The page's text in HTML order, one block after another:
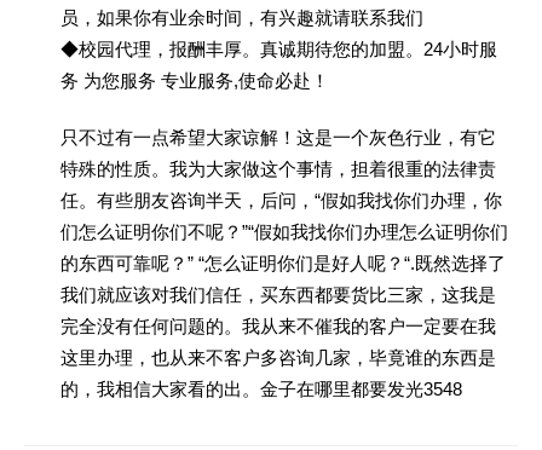
员，如果你有业余时间，有兴趣就请联系我们
◆校园代理，报酬丰厚。真诚期待您的加盟。24小时服
务 为您服务 专业服务,使命必赴！
只不过有一点希望大家谅解！这是一个灰色行业，有它
特殊的性质。我为大家做这个事情，担着很重的法律责
任。有些朋友咨询半天，后问，“假如我找你们办理，你
们怎么证明你们不呢？”“假如我找你们办理怎么证明你们
的东西可靠呢？” “怎么证明你们是好人呢？“.既然选择了
我们就应该对我们信任，买东西都要货比三家，这我是
完全没有任何问题的。我从来不催我的客户一定要在我
这里办理，也从来不客户多咨询几家，毕竟谁的东西是
的，我相信大家看的出。金子在哪里都要发光3548